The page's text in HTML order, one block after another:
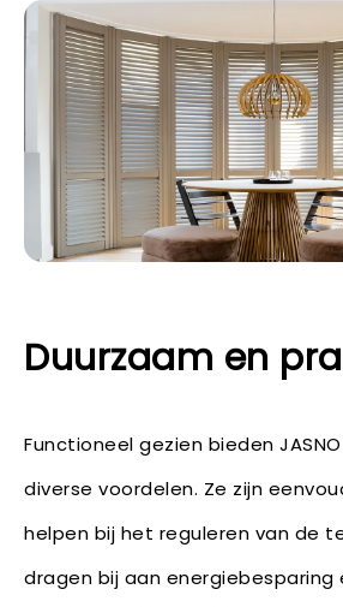
Duurzaam en
Functioneel gezien bieden
diverse voordelen. Ze zijn
helpen bij het reguleren van de
dragen bij aan energiebesparing